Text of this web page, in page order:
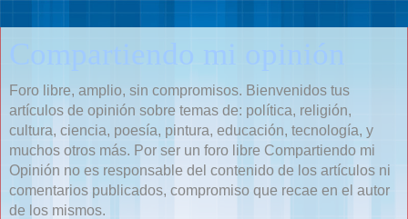
Compartiendo mi opinión
Foro libre, amplio, sin compromisos. Bienvenidos tus
artículos de opinión sobre temas de: política, religión,
cultura, ciencia, poesía, pintura, educación, tecnología, y
muchos otros más. Por ser un foro libre Compartiendo mi
Opinión no es responsable del contenido de los artículos ni
comentarios publicados, compromiso que recae en el autor
de los mismos.